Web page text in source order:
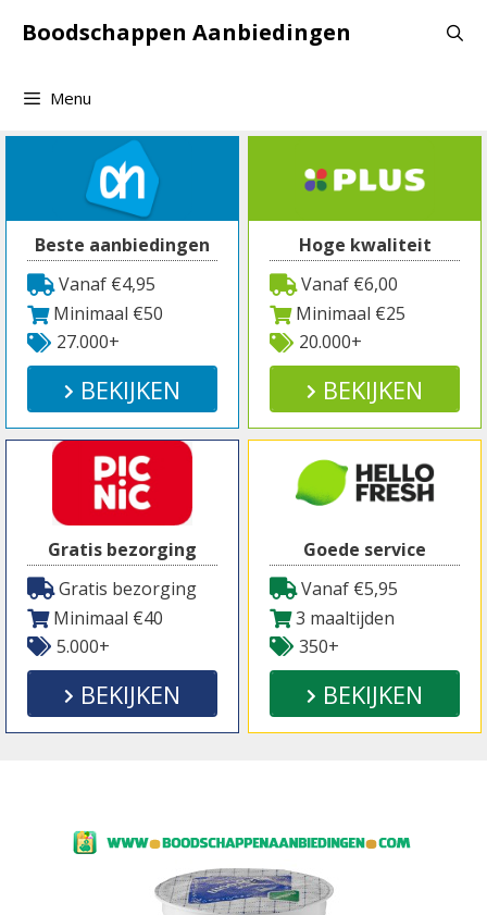
naarBoodschappen Aanbiedingen
Menu
Beste aanbiedingen
Vanaf €4,95
Minimaal €50
27.000+
BEKIJKEN
Hoge kwaliteit
Vanaf €6,00
Minimaal €25
20.000+
BEKIJKEN
Gratis bezorging
Gratis bezorging
Minimaal €40
5.000+
BEKIJKEN
Goede service
Vanaf €5,95
3 maaltijden
350+
BEKIJKEN